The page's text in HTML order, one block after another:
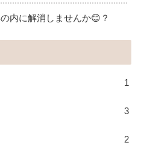
内に解消しませんか😊？
1
3
2